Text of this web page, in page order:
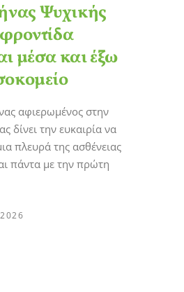
Ψυχικής
μέσα και έξω
αφιερωμένος στην
δίνει την ευκαιρία να
πλευρά της ασθένειας
πάντα με την πρώτη